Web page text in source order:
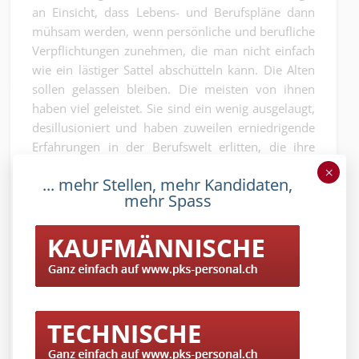
an Einsicht, dass Lebens- und Berufspläne dann
mühsam werden, wenn persönliche und berufliche
Verpflichtungen zunehmen, die man nicht einfach
wie ein lästiger Sattel abschütteln kann. Die Alten
sollen gelassen bleiben. Die meisten von ihnen
haben viel geleistet. Sie sind ein wenig ausgelaugt,
desillusioniert und haben zuweilen erniedrigende
Erfahrungen in der Berufswelt erlitten, die ihre
Gewagte und das Andersartige sind weg. Auch die
Generation Y wird sich an der Berufswelt reiben
und irgendwann feststellen, dass sie älter wird.
Dann sind die Alten weg in der Pension und
werden wieder jung, weil sie feststellen, dass die
Generation Y mit der Generation XY so ihre kleinen
Die ‚Gamification‘ der Rekrutierungsprozesse
... mehr Stellen, mehr Kandidaten,
mehr Spass
×